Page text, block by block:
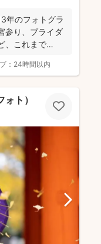
年のフォトグラ
参り、ブライダ
、これまで
： 24時間以内
ト）